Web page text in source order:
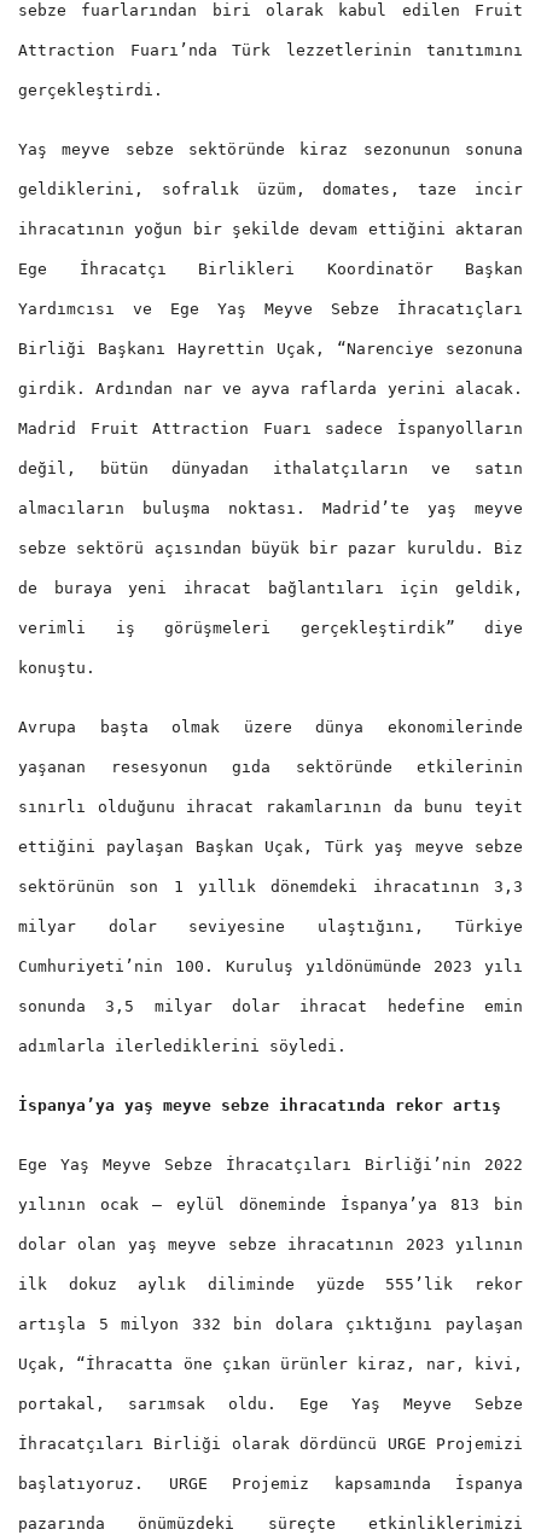
sebze fuarlarından biri olarak kabul edilen Fruit
Attraction Fuarı’nda Türk lezzetlerinin tanıtımını
gerçekleştirdi.
Yaş meyve sebze sektöründe kiraz sezonunun sonuna
geldiklerini, sofralık üzüm, domates, taze incir
ihracatının yoğun bir şekilde devam ettiğini aktaran
Ege İhracatçı Birlikleri Koordinatör Başkan
Yardımcısı ve Ege Yaş Meyve Sebze İhracatıçları
Birliği Başkanı Hayrettin Uçak, “Narenciye sezonuna
girdik. Ardından nar ve ayva raflarda yerini alacak.
Madrid Fruit Attraction Fuarı sadece İspanyolların
değil, bütün dünyadan ithalatçıların ve satın
almacıların buluşma noktası. Madrid’te yaş meyve
sebze sektörü açısından büyük bir pazar kuruldu. Biz
de buraya yeni ihracat bağlantıları için geldik,
verimli iş görüşmeleri gerçekleştirdik” diye
konuştu.
Avrupa başta olmak üzere dünya ekonomilerinde
yaşanan resesyonun gıda sektöründe etkilerinin
sınırlı olduğunu ihracat rakamlarının da bunu teyit
ettiğini paylaşan Başkan Uçak, Türk yaş meyve sebze
sektörünün son 1 yıllık dönemdeki ihracatının 3,3
milyar dolar seviyesine ulaştığını, Türkiye
Cumhuriyeti’nin 100. Kuruluş yıldönümünde 2023 yılı
sonunda 3,5 milyar dolar ihracat hedefine emin
adımlarla ilerlediklerini söyledi.
İspanya’ya yaş meyve sebze ihracatında rekor artış
Ege Yaş Meyve Sebze İhracatçıları Birliği’nin 2022
yılının ocak – eylül döneminde İspanya’ya 813 bin
dolar olan yaş meyve sebze ihracatının 2023 yılının
ilk dokuz aylık diliminde yüzde 555’lik rekor
artışla 5 milyon 332 bin dolara çıktığını paylaşan
Uçak, “İhracatta öne çıkan ürünler kiraz, nar, kivi,
portakal, sarımsak oldu. Ege Yaş Meyve Sebze
İhracatçıları Birliği olarak dördüncü URGE Projemizi
başlatıyoruz. URGE Projemiz kapsamında İspanya
pazarında önümüzdeki süreçte etkinliklerimizi